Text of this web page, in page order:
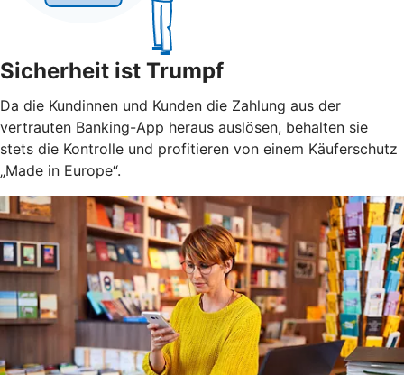
Sicherheit ist Trumpf
Da die Kundinnen und Kunden die Zahlung aus der
vertrauten Banking-App heraus auslösen, behalten sie
stets die Kontrolle und profitieren von einem Käuferschutz
„Made in Europe“.